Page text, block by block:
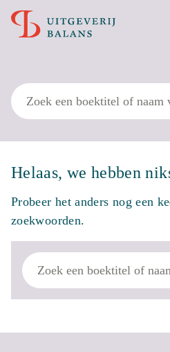
Zoek
Helaas, we hebben
Probeer het anders nog een
zoekwoorden.
Zoek